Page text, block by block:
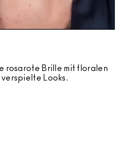
rosarote Brille mit floralen
verspielte Looks.